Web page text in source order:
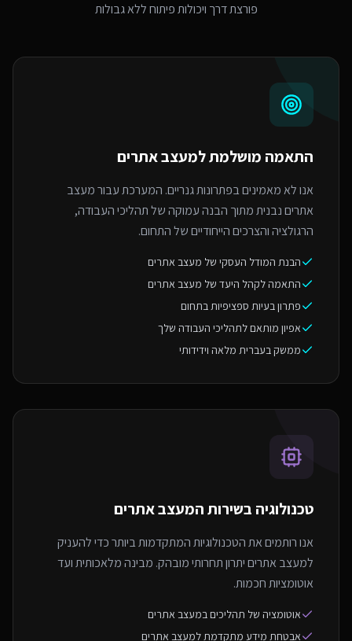
פורצת דרך ויכולות פיתוח ללא גבולות
התאמה מושלמת למעצב אתרים
אנו לא מאמינים בפתרונות גנריים. המערכת עבור מעצב
אתרים נבנית מתוך הבנה עמוקה של תהליכי העבודה,
הרגולציה והצרכים הייחודיים של התחום.
הבנת המודל העסקי של מעצב אתרים
התאמה לקהל היעד של מעצב אתרים
פתרון בעיות ספציפיות בתחום
אפיון מותאם לתהליכי העבודה שלך
ממשק בעברית מלאה וידידותי
טכנולוגיה בשירות המעצב אתרים
אנו רותמים את הטכנולוגיות המתקדמות ביותר כדי להעניק
למעצב אתרים יתרון תחרותי מובהק. מבינה מלאכותית ועד
אוטומציות חכמות.
אוטומציה של תהליכים במעצב אתרים
אבטחת מידע מתקדמת למעצב אתרים